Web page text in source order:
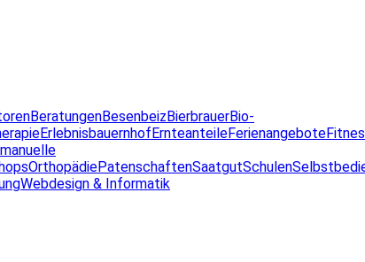
BeratungenBesenbeizBierbrauerBio-
ErlebnisbauernhofErnteanteileFerienangebote
manuelle
OrthopädiePatenschaftenSaatgutSchulen
Webdesign & Informatik